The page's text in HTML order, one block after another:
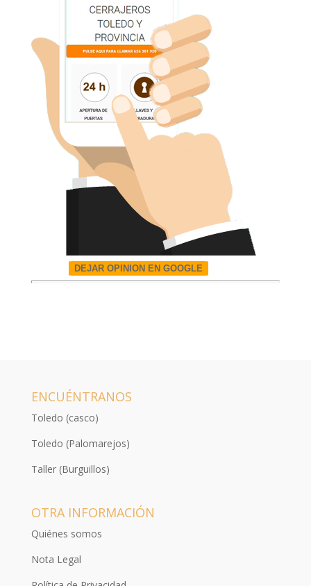
DEJAR OPINION EN GOOGLE
ENCUÉNTRANOS
Toledo (casco)
Toledo (Palomarejos)
Taller (Burguillos)
OTRA INFORMACIÓN
Quiénes somos
Nota Legal